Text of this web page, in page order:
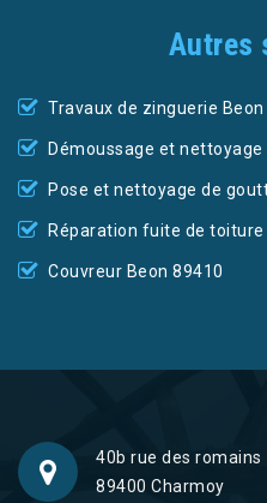
Autres
Travaux de zinguerie Beon
Démoussage et
Pose et nettoyage de
Réparation fuite de toiture
Couvreur Beon 89410
40b rue des romains
89400 Charmoy